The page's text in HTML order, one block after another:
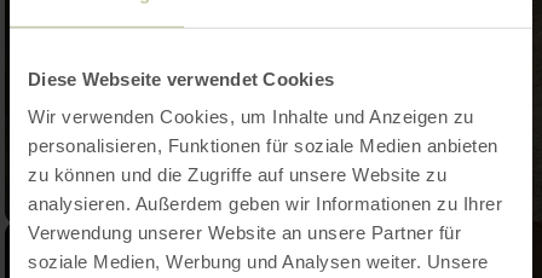
Diese Webseite verwendet Cookies
Wir verwenden Cookies, um Inhalte und Anzeigen zu
personalisieren, Funktionen für soziale Medien anbieten
zu können und die Zugriffe auf unsere Website zu
analysieren. Außerdem geben wir Informationen zu Ihrer
Verwendung unserer Website an unsere Partner für
soziale Medien, Werbung und Analysen weiter. Unsere